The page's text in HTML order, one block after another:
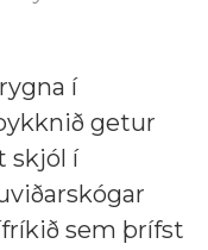
í
getur
skjól í
sem þrífst